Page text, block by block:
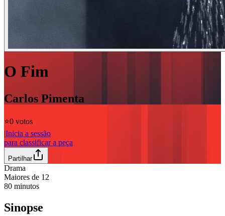
O Fim
Carlos Pimenta
⭐️0 votos
|Inicia a sessão
para classificar a peça
Partilhar
Drama
Maiores de 12
80 minutos
Sinopse